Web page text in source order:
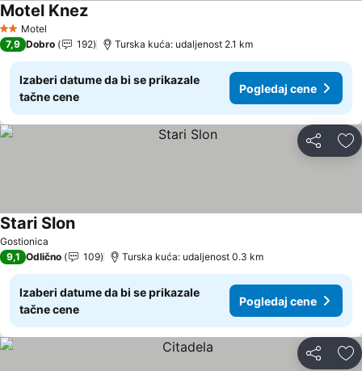
2 Zvezdice
Motel
Motel Knez
7,9 Dobro 192 Turska kuća: udaljenost 2.1 km
Izaberi datume da bi se prikazale
tačne cene
Pogledaj cene
Deli
Gostionica
Stari Slon
9,1 Odlično 109 Turska kuća: udaljenost 0.3 km
Izaberi datume da bi se prikazale
tačne cene
Pogledaj cene
Deli